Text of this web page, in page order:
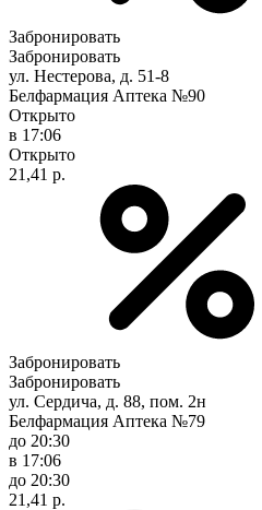
Забронировать
Забронировать
ул. Нестерова, д. 51-8
Белфармация Аптека №90
Открыто
в 17:06
Открыто
21,41 р.
Забронировать
Забронировать
ул. Сердича, д. 88, пом. 2н
Белфармация Аптека №79
до 20:30
в 17:06
до 20:30
21,41 р.